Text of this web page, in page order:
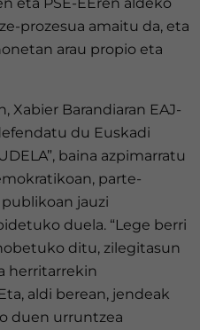
prozesua amaitu da, eta
arau propio eta
Xabier Barandiaran EAJ-
du Euskadi
baina azpimarratu
parte-
jauzi
duela. “Lege berri
ditu, zilegitasun
herritarrekin
aldi berean, jendeak
duen urruntzea